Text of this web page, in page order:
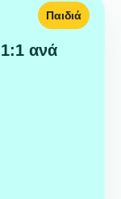
1:1 ανά
Παιδιά